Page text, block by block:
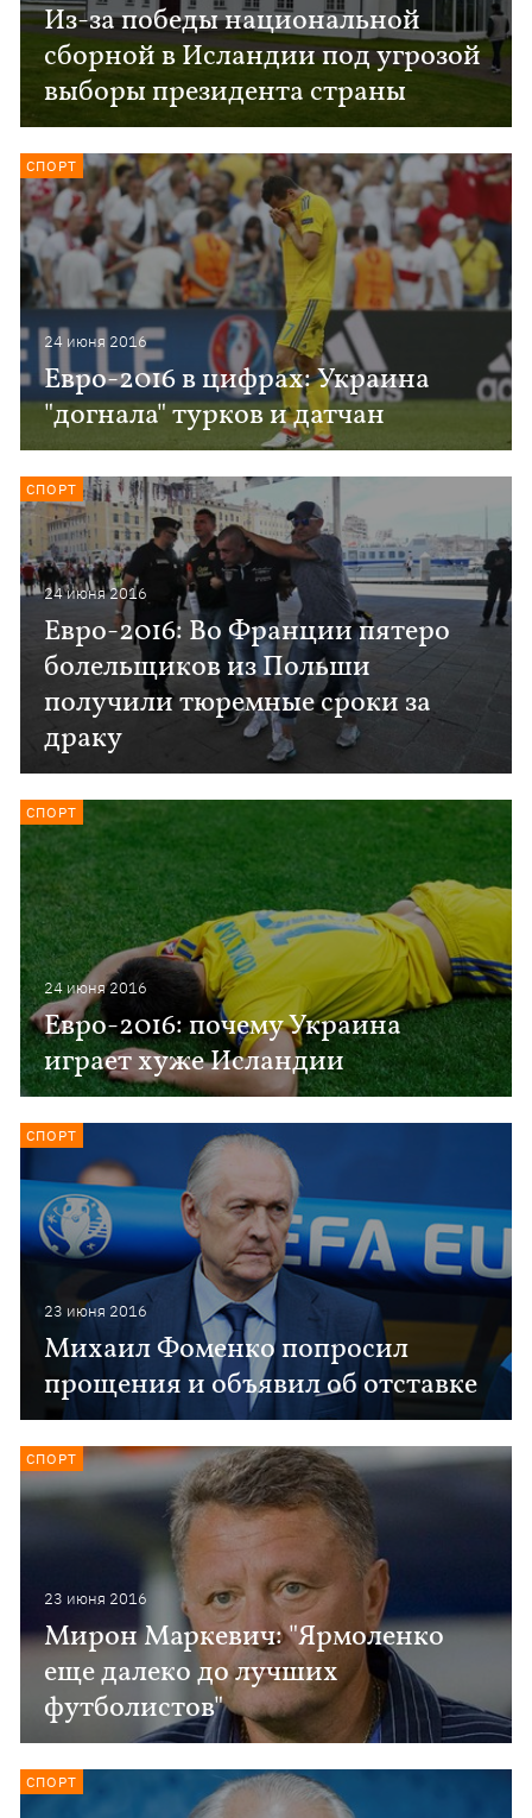
Из-за победы национальной
сборной в Исландии под угрозой
выборы президента страны
24 июня 2016
Евро-2016 в цифрах: Украина
"догнала" турков и датчан
СПОРТ
24 июня 2016
Евро-2016: Во Франции пятеро
болельщиков из Польши
получили тюремные сроки за
драку
СПОРТ
24 июня 2016
Евро-2016: почему Украина
играет хуже Исландии
СПОРТ
23 июня 2016
Михаил Фоменко попросил
прощения и объявил об отставке
СПОРТ
23 июня 2016
Мирон Маркевич: "Ярмоленко
еще далеко до лучших
футболистов"
СПОРТ
СПОРТ